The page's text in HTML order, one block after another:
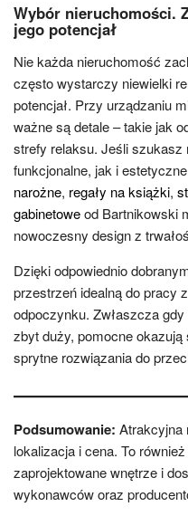
Wybór nieruchomości.
jego potencjał
Nie każda nieruchomość
często wystarczy niewielki
potencjał. Przy urządzaniu
ważne są detale – takie jak
strefy relaksu. Jeśli szukasz
funkcjonalne, jak i
narożne, regały na książki,
gabinetoweod Bartnikowski
nowoczesny design z
Dzięki odpowiednio
przestrzeń idealną do pracy
odpoczynku. Zwłaszcza
zbyt duży, pomocne okazują
sprytne rozwiązania do
Podsumowanie: Atrakcyjna
lokalizacja i cena. To
zaprojektowane wnętrze i
wykonawców oraz